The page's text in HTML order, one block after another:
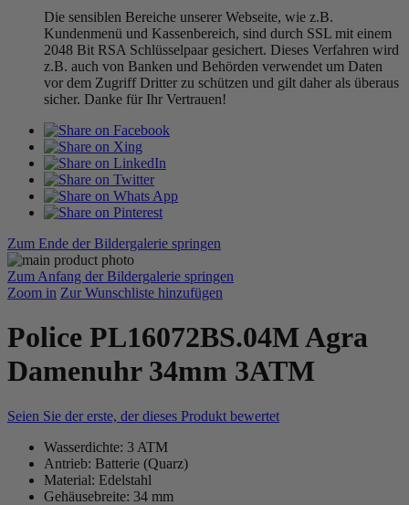
Die sensiblen Bereiche unserer Webseite, wie z.B.
Kundenmenü und Kassenbereich, sind durch SSL mit einem
2048 Bit RSA Schlüsselpaar gesichert. Dieses Verfahren wird
z.B. auch von Banken und Behörden verwendet um Daten
vor dem Zugriff Dritter zu schützen und gilt daher als überaus
sicher. Danke für Ihr Vertrauen!
Zum Ende der Bildergalerie springen
Zum Anfang der Bildergalerie springen
Zoom in Zur Wunschliste hinzufügen
Police PL16072BS.04M Agra
Damenuhr 34mm 3ATM
Seien Sie der erste, der dieses Produkt bewertet
Wasserdichte: 3 ATM
Antrieb: Batterie (Quarz)
Material: Edelstahl
Gehäusebreite: 34 mm